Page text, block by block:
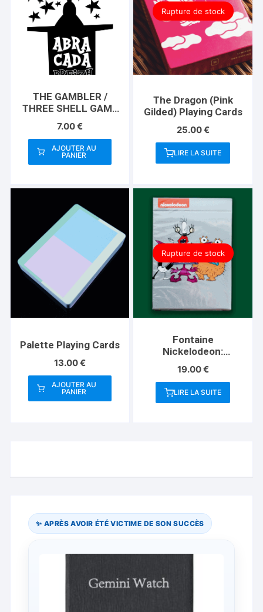
THE GAMBLER /
THREE SHELL GAME
Instructions) by
Apprentice Magic –
Trick
7.00€
AJOUTER AU
PANIER
Rupture de stock
The Dragon (Pink
Gilded) Playing Cards
25.00€
LIRE LA SUITE
Palette Playing Cards
13.00€
AJOUTER AU
PANIER
Rupture de stock
Fontaine
Nickelodeon:
Cards
19.00€
LIRE LA SUITE
✨ APRÈS AVOIR ÉTÉ VICTIME DE SON SUCCÈS